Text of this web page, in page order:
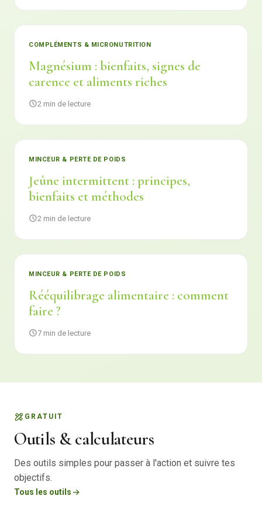
COMPLÉMENTS & MICRONUTRITION
Magnésium : bienfaits, signes de
carence et aliments riches
2 min de lecture
MINCEUR & PERTE DE POIDS
Jeûne intermittent : principes,
bienfaits et méthodes
2 min de lecture
MINCEUR & PERTE DE POIDS
Rééquilibrage alimentaire : comment
faire ?
7 min de lecture
GRATUIT
Outils & calculateurs
Des outils simples pour passer à l'action et suivre tes
objectifs.
Tous les outils